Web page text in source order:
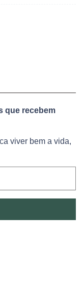
que recebem
viver bem a vida,